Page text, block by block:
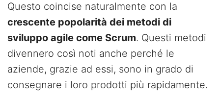
Questo coincise naturalmente con la
crescente popolarità dei metodi di
sviluppo agile come Scrum. Questi metodi
divennero così noti anche perché le
aziende, grazie ad essi, sono in grado di
consegnare i loro prodotti più rapidamente.